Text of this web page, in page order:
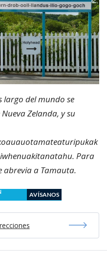
largo del mundo se
Zelanda, y su
Para
abrevia a Tamauta.
AVÍSANOS